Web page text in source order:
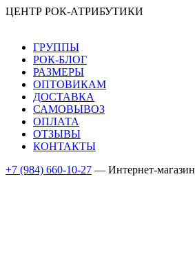
ЦЕНТР РОК-АТРИБУТИКИ
ГРУППЫ
РОК-БЛОГ
РАЗМЕРЫ
ОПТОВИКАМ
ДОСТАВКА
САМОВЫВОЗ
ОПЛАТА
ОТЗЫВЫ
КОНТАКТЫ
+7 (984) 660-10-27 — Интернет-магазин